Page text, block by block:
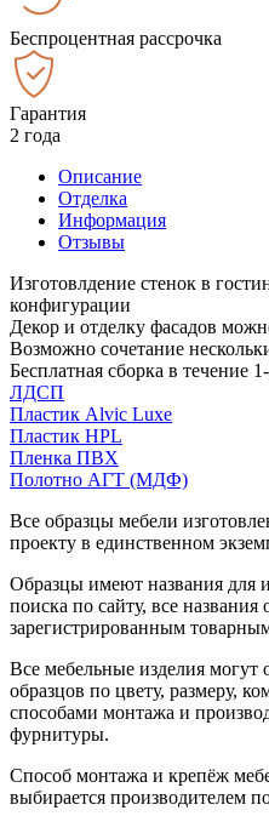
Беспроцентная рассрочка
Гарантия
2 года
Описание
Отделка
Информация
Отзывы
Изготовлдение стенок в
конфигурации
Декор и отделку фасадов
Возможно сочетание
Бесплатная сборка в течение
ЛДСП
Пластик Alvic Luxe
Пластик HPL
Пленка ПВХ
Полотно АГТ (МДФ)
Все образцы мебели
проекту в единственном
Образцы имеют названия для
поиска по сайту, все названия
зарегистрированным
Все мебельные изделия могут
образцов по цвету, размеру,
способами монтажа и
фурнитуры.
Способ монтажа и крепёж
выбирается производителем